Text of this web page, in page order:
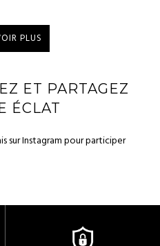
PLUS
ET PARTAGEZ
ÉCLAT
sur Instagram pour participer